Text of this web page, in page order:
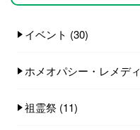
イベント (30)
ホメオパシー・レメディ
祖霊祭 (11)